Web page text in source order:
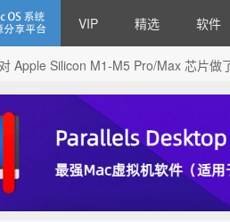
VIP 精选 软件
Apple Silicon M1-M5 Pro/Max 芯片做